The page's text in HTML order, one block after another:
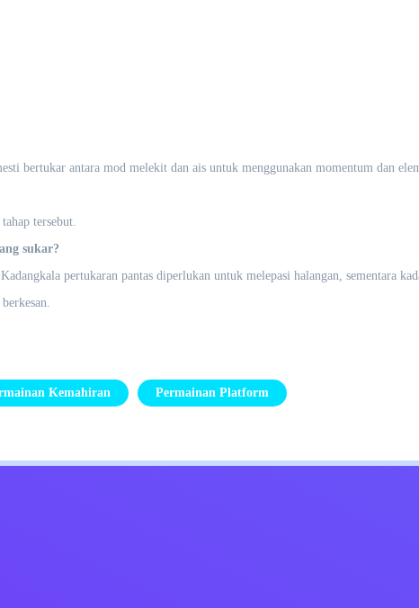
bertukar antara mod melekit dan ais untuk menggunakan momentum dan
tersebut.
sukar?
pertukaran pantas diperlukan untuk melepasi halangan, sementara
Kemahiran Permainan Platform